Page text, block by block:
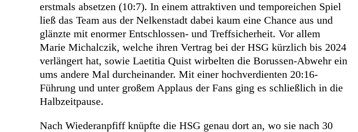
erstmals absetzen (10:7). In einem attraktiven und temporeichen Spiel
ließ das Team aus der Nelkenstadt dabei kaum eine Chance aus und
glänzte mit enormer Entschlossen- und Treffsicherheit. Vor allem
Marie Michalczik, welche ihren Vertrag bei der HSG kürzlich bis 2024
verlängert hat, sowie Laetitia Quist wirbelten die Borussen-Abwehr ein
ums andere Mal durcheinander. Mit einer hochverdienten 20:16-
Führung und unter großem Applaus der Fans ging es schließlich in die
Halbzeitpause.
Nach Wiederanpfiff knüpfte die HSG genau dort an, wo sie nach 30